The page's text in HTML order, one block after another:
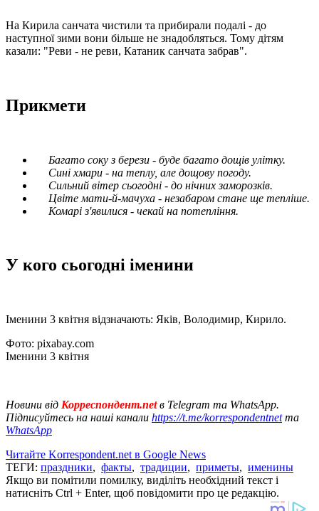
На Кирила санчата чистили та прибирали подалі - до
наступної зими вони більше не знадобляться. Тому дітям
казали: "Реви - не реви, Катаник санчата забрав".
Прикмети
Багато соку з берези - буде багато дощів улітку.
Сині хмари - на теплу, але дощову погоду.
Сильний вітер сьогодні - до нічних заморозків.
Цвіте мати-й-мачуха - незабаром стане ще тепліше.
Комарі з'явилися - чекай на потепління.
У кого сьогодні іменини
Іменини 3 квітня відзначають: Яків, Володимир, Кирило.
Фото: pixabay.com
Іменини 3 квітня
Новини від Корреспондент.netв Telegram та WhatsApp.
Підписуйтесь на наші канали https://t.me/korrespondentnetта
WhatsApp
Читайте Korrespondent.net в Google News
ТЕГИ: праздники, факты, традиции, приметы, именины
Якщо ви помітили помилку, виділіть необхідний текст і
натисніть Ctrl + Enter, щоб повідомити про це редакцію.